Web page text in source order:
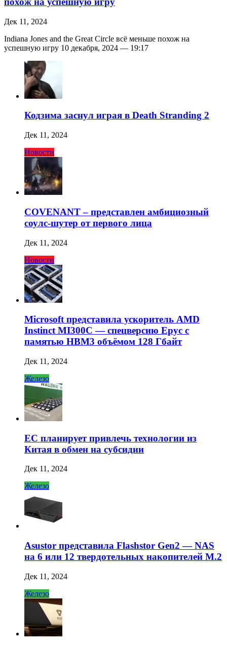
Дек 11, 2024
Indiana Jones and the Great Circle всё меньше похож на
успешную игру 10 декабря, 2024 — 19:17
Кодзима заснул играя в Death Stranding 2
Дек 11, 2024
Новости
COVENANT – представлен амбициозный
соулс-шутер от первого лица
Дек 11, 2024
Новости
Microsoft представила ускоритель AMD
Instinct MI300C — спецверсию Epyc с
памятью HBM3 объёмом 128 Гбайт
Дек 11, 2024
Железо
ЕС планирует привлечь технологии из
Китая в обмен на субсидии
Дек 11, 2024
Железо
Asustor представила Flashstor Gen2 — NAS
на 6 или 12 твердотельных накопителей M.2
Дек 11, 2024
Железо